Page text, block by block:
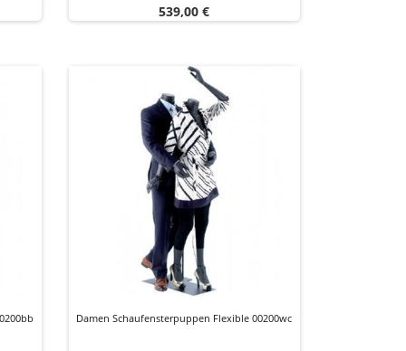
Preis
539,00 €
Damen Schaufensterpuppen Flexible 00200wc